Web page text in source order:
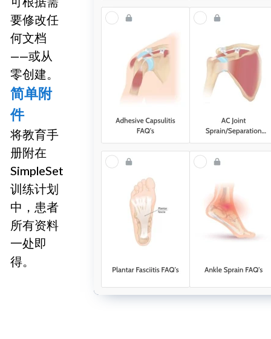
要修改任
何文档
——或从
零创建。
简单附
件
将教育手
册附在
SimpleSet
训练计划
中，患者
所有资料
一处即
得。